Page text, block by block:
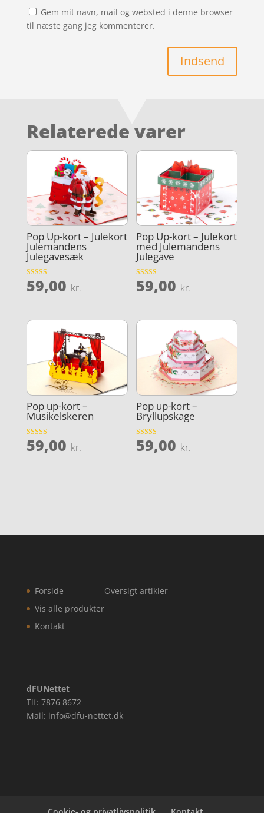
Gem mit navn, mail og websted i denne browser
til næste gang jeg kommenterer.
Indsend
Relaterede varer
Pop Up-kort – Julekort
Julemandens
Julegavesæk
Vurderet
4.7
59,00 kr.
Pop Up-kort – Julekort
med Julemandens
Julegave
Vurderet
3.8
59,00 kr.
Pop up-kort –
Musikelskeren
Vurderet
4.1
59,00 kr.
Pop up-kort –
Bryllupskage
Vurderet
4.1
59,00 kr.
Forside
Vis alle produkter
Kontakt
Oversigt artikler
dFUNettet
Tlf: 7876 8672
Mail: info@dfu-nettet.dk